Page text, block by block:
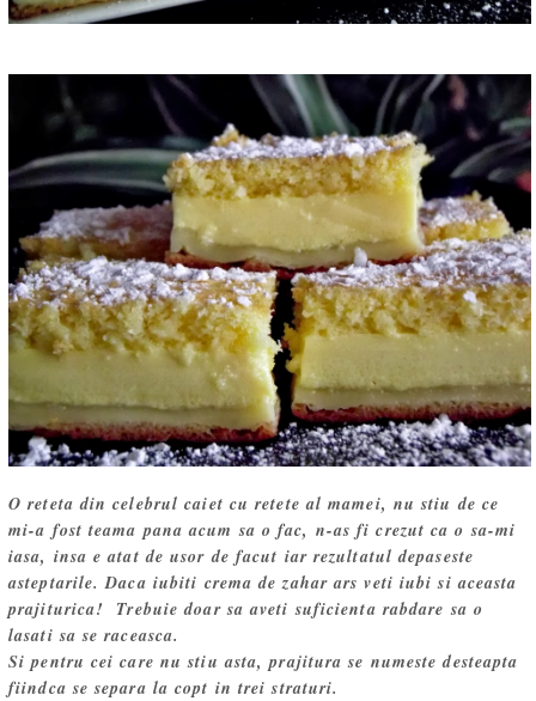
O reteta din celebrul caiet cu retete al mamei, nu stiu de ce
mi-a fost teama pana acum sa o fac, n-as fi crezut ca o sa-mi
iasa, insa e atat de usor de facut iar rezultatul depaseste
asteptarile. Daca iubiti crema de zahar ars veti iubi si aceasta
prajiturica! Trebuie doar sa aveti suficienta rabdare sa o
lasati sa se raceasca.
Si pentru cei care nu stiu asta, prajitura se numeste desteapta
fiindca se separa la copt in trei straturi.